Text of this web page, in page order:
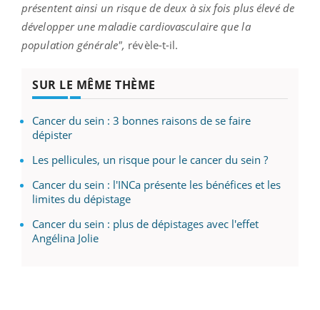
présentent ainsi un risque de deux à six fois plus élevé de
développer une maladie cardiovasculaire que la
population générale", révèle-t-il.
SUR LE MÊME THÈME
Cancer du sein : 3 bonnes raisons de se faire
dépister
Les pellicules, un risque pour le cancer du sein ?
Cancer du sein : l'INCa présente les bénéfices et les
limites du dépistage
Cancer du sein : plus de dépistages avec l'effet
Angélina Jolie